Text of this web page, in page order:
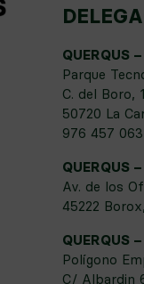
QUERQUS
Parque
C. del Boro,
50720 La
976 457 063
QUERQUS
Av. de los
45222
QUERQUS
Polígono
C/ Albardin